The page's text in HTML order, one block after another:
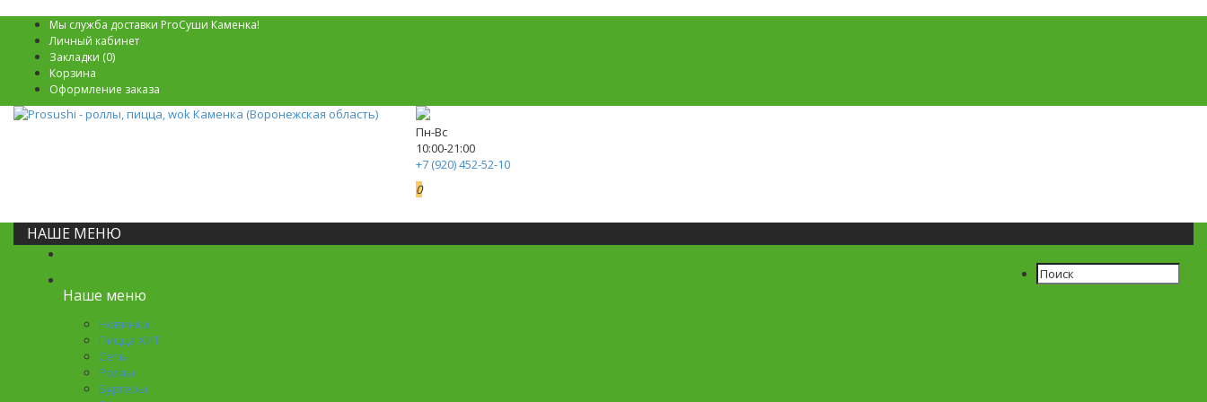
Мы служба доставки ProСуши Каменка!
Личный кабинет
Закладки (0)
Корзина
Оформление заказа
Пн-Вс
10:00-21:00
+7 (920) 452-52-10
0
НАШЕ МЕНЮ
Наше меню
Новинки
Пицца ХИТ
Сеты
Роллы
Бургеры